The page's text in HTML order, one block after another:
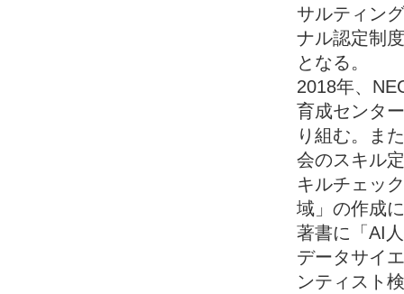
サルティン
ナル認定制
となる。
2018年、
育成センタ
り組む。ま
会のスキル
キルチェッ
域」の作成
著書に「AI
データサイ
ンティスト